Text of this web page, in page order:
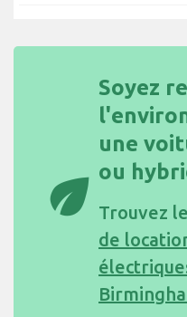
eco
Soyez
une
ou
Trouvez
de